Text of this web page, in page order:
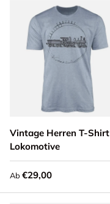
Vintage Herren T-Shirt
Lokomotive
Ab Normaler Preis
€29,00